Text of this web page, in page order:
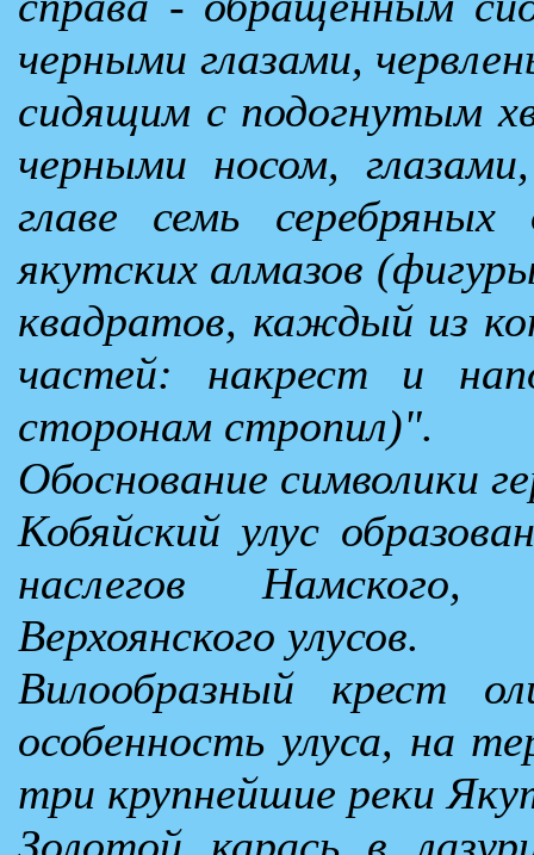
черными глазами,
сидящим с подогнутым
черными носом,
главе семь серебряных
якутских алмазов
квадратов, каждый из
частей: накрест и
сторонам стропил)".
Обоснование символики
Кобяйский улус
наслегов
Верхоянского улусов.
Вилообразный крест
особенность улуса, на
три крупнейшие реки